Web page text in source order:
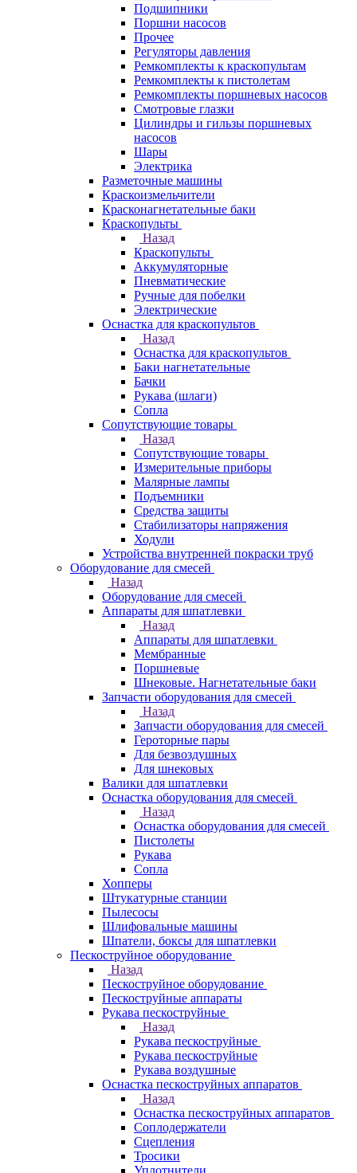
Подшипники
Поршни насосов
Прочее
Регуляторы давления
Ремкомплекты к краскопультам
Ремкомплекты к пистолетам
Ремкомплекты поршневых насосов
Смотровые глазки
Цилиндры и гильзы поршневых
насосов
Шары
Электрика
Разметочные машины
Краскоизмельчители
Красконагнетательные баки
Краскопульты
Назад
Краскопульты
Аккумуляторные
Пневматические
Ручные для побелки
Электрические
Оснастка для краскопультов
Назад
Оснастка для краскопультов
Баки нагнетательные
Бачки
Рукава (шлаги)
Сопла
Сопутствующие товары
Назад
Сопутствующие товары
Измерительные приборы
Малярные лампы
Подъемники
Средства защиты
Стабилизаторы напряжения
Ходули
Устройства внутренней покраски труб
Оборудование для смесей
Назад
Оборудование для смесей
Аппараты для шпатлевки
Назад
Аппараты для шпатлевки
Мембранные
Поршневые
Шнековые. Нагнетательные баки
Запчасти оборудования для смесей
Назад
Запчасти оборудования для смесей
Героторные пары
Для безвоздушных
Для шнековых
Валики для шпатлевки
Оснастка оборудования для смесей
Назад
Оснастка оборудования для смесей
Пистолеты
Рукава
Сопла
Хопперы
Штукатурные станции
Пылесосы
Шлифовальные машины
Шпатели, боксы для шпатлевки
Пескоструйное оборудование
Назад
Пескоструйное оборудование
Пескоструйные аппараты
Рукава пескоструйные
Назад
Рукава пескоструйные
Рукава пескоструйные
Рукава воздушные
Оснастка пескоструйных аппаратов
Назад
Оснастка пескоструйных аппаратов
Соплодержатели
Сцепления
Тросики
Уплотнители